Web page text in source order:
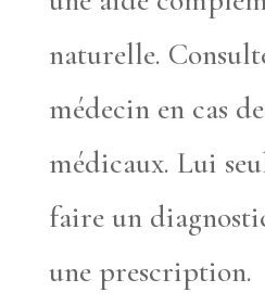
naturelle.
médecin en cas
médicaux. Lui
faire un
une prescription.